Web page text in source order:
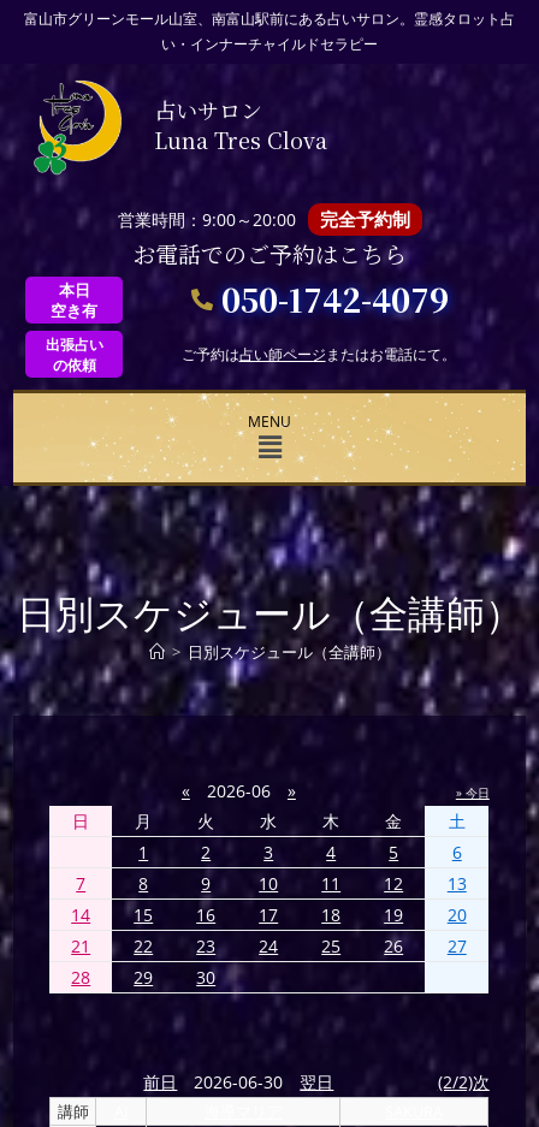
富山市グリーンモール山室、南富山駅前にある占いサロン。霊感タロット占
い・インナーチャイルドセラピー
占いサロン
Luna Tres Clova
営業時間：9:00～20:00 完全予約制
お電話でのご予約はこちら
本日
空き有
050-1742-4079
出張占い
の依頼
ご予約は占い師ページまたはお電話にて。
MENU
日別スケジュール（全講師）
> 日別スケジュール（全講師）
« 2026-06 » » 今日
日 月 火 水 木 金
土
1
2 3 4 5
6
7
8 9 10 11 12
13
14
15 16 17 18 19
20
21
22 23 24 25 26
27
28
29 30
前日 2026-06-30 翌日 (2/2)次
講師